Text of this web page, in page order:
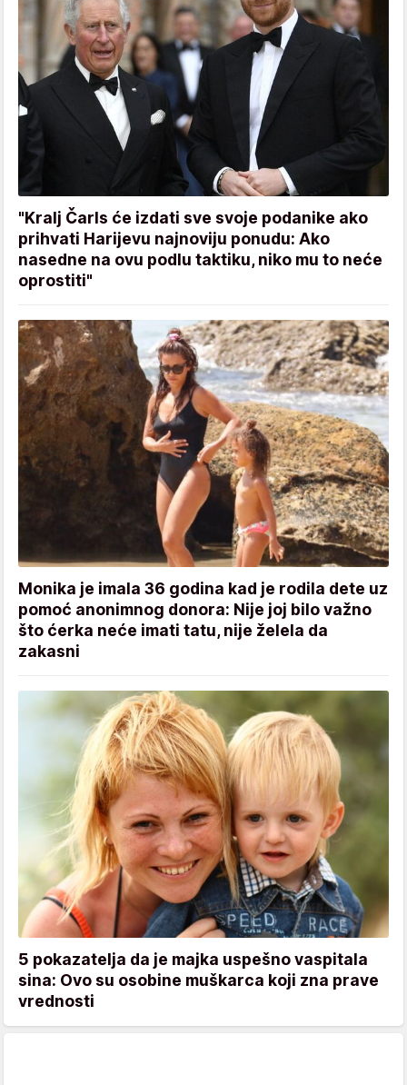
"Kralj Čarls će izdati sve svoje podanike ako
prihvati Harijevu najnoviju ponudu: Ako
nasedne na ovu podlu taktiku, niko mu to neće
oprostiti"
Monika je imala 36 godina kad je rodila dete uz
pomoć anonimnog donora: Nije joj bilo važno
što ćerka neće imati tatu, nije želela da
zakasni
5 pokazatelja da je majka uspešno vaspitala
sina: Ovo su osobine muškarca koji zna prave
vrednosti